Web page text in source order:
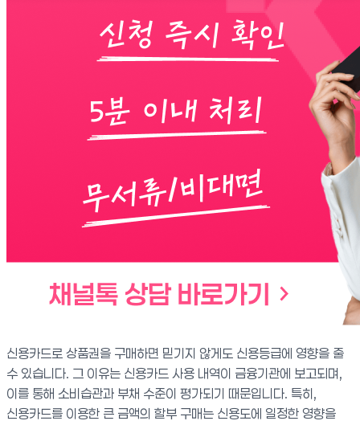
신용카드로 상품권을 구매하면 믿기지 않게도 신용등급에 영향을 줄
수 있습니다. 그 이유는 신용카드 사용 내역이 금융기관에 보고되며,
이를 통해 소비습관과 부채 수준이 평가되기 때문입니다. 특히,
신용카드를 이용한 큰 금액의 할부 구매는 신용도에 일정한 영향을